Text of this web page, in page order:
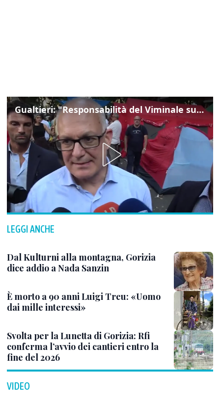
Gualtieri: "Responsabilità del Viminale su Spin Time? La posizione dei partiti è nota"
LEGGI ANCHE
Dal Kulturni alla montagna, Gorizia
dice addio a Nada Sanzin
È morto a 90 anni Luigi Treu: «Uomo
dai mille interessi»
Svolta per la Lunetta di Gorizia: Rfi
conferma l’avvio dei cantieri entro la
fine del 2026
VIDEO